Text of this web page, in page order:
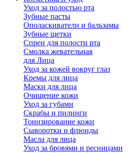
Уход за полостью рта
Зубные пасты
Ополаскиватели и бальзамы
Зубные щетки
Спреи для полости рта
Смолка жевательная
для Лица
Уход за кожей вокруг глаз
Кремы для лица
Маски для лица
Очищение кожи
Уход за губами
Скрабы и пилинги
Тонизирование кожи
Сыворотки и флюиды
Масла для лица
Уход за бровями и ресницами